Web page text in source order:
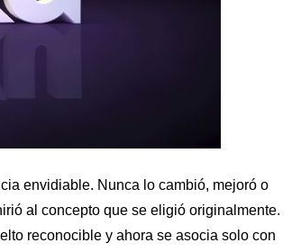
envidiable. Nunca lo cambió, mejoró o
al concepto que se eligió originalmente.
reconocible y ahora se asocia solo con